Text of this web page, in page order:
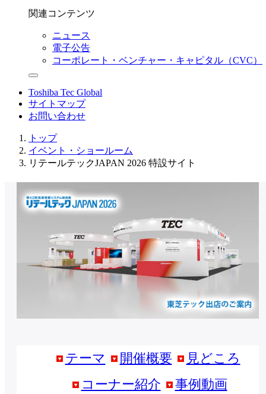
関連コンテンツ
ニュース
電子公告
コーポレート・ベンチャー・キャピタル（CVC）
Toshiba Tec Global
サイトマップ
お問い合わせ
トップ
イベント・ショールーム
リテールテックJAPAN 2026 特設サイト
テーマ 開催概要
見どころ
コーナー紹介
事例動画